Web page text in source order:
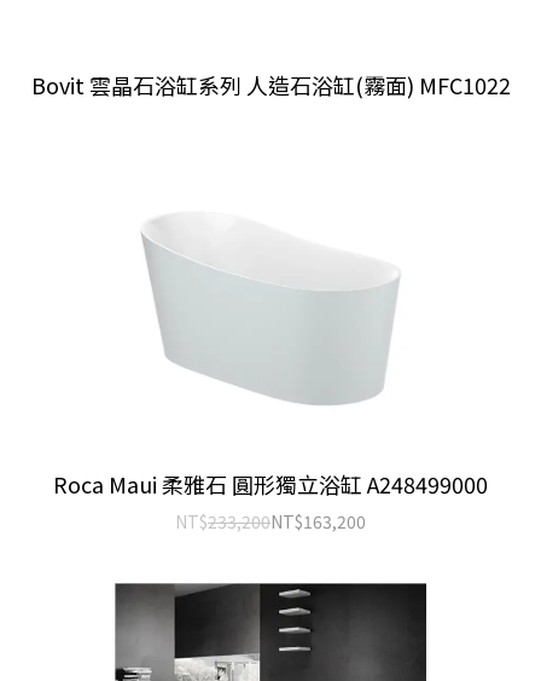
Bovit 雲晶石浴缸系列 人造石浴缸(霧面) MFC1022
Roca Maui 柔雅石 圓形獨立浴缸 A248499000
NT$233,200NT$163,200